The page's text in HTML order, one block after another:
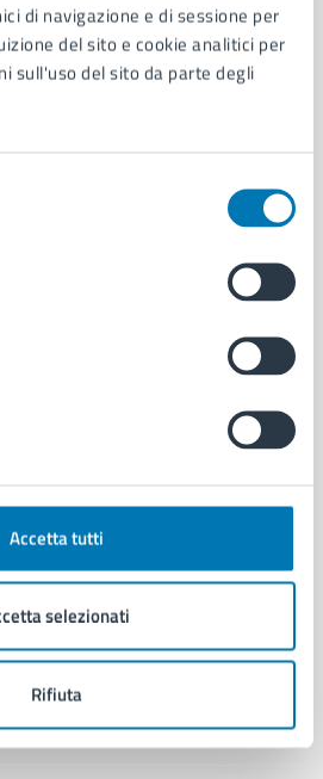
di navigazione e di sessione per
del sito e cookie analitici per
sull'uso del sito da parte degli
Accetta tutti
selezionati
Rifiuta